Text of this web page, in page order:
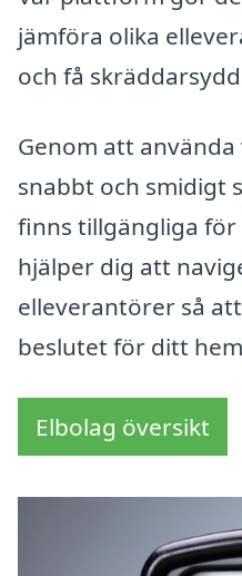
jämföra olika
och få
Genom att
snabbt och smidigt
finns tillgängliga för
hjälper dig att
elleverantörer så
beslutet för ditt
Elbolag översikt